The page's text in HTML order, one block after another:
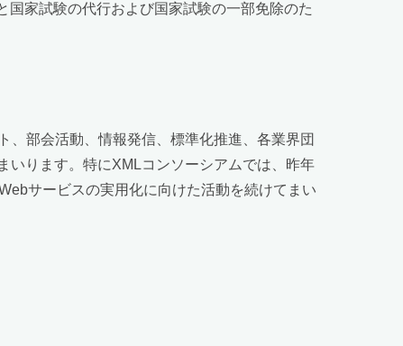
家試験の代行および国家試験の一部免除のた
、部会活動、情報発信、標準化推進、各業界団
いります。特にXMLコンソーシアムでは、昨年
サービスの実用化に向けた活動を続けてまい